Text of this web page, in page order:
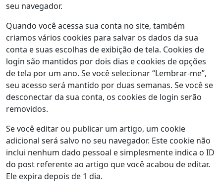
seu navegador.
Quando você acessa sua conta no site, também
criamos vários cookies para salvar os dados da sua
conta e suas escolhas de exibição de tela. Cookies de
login são mantidos por dois dias e cookies de opções
de tela por um ano. Se você selecionar “Lembrar-me”,
seu acesso será mantido por duas semanas. Se você se
desconectar da sua conta, os cookies de login serão
removidos.
Se você editar ou publicar um artigo, um cookie
adicional será salvo no seu navegador. Este cookie não
inclui nenhum dado pessoal e simplesmente indica o ID
do post referente ao artigo que você acabou de editar.
Ele expira depois de 1 dia.